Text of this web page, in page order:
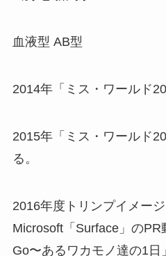
血液型 AB型
2014年「ミス・ワールド
2015年「ミス・ワールド
る。
2016年度トリンプイメージ
Microsoft「Surface」の
Go〜あるワカモノ達の1日